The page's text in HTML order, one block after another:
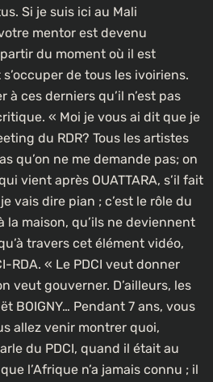
Si je suis ici au Mali
mentor est devenu
du moment où il est
de tous les ivoiriens.
ces derniers qu’il n’est pas
« Moi je vous ai dit que je
du RDR? Tous les artistes
qu’on ne me demande pas; on
vient après OUATTARA, s’il fait
vais dire pian ; c’est le rôle du
maison, qu’ils ne deviennent
travers cet élément vidéo,
RDA. « Le PDCI veut donner
veut gouverner. D’ailleurs, les
BOIGNY… Pendant 7 ans, vous
allez venir montrer quoi,
du PDCI, quand il était au
l’Afrique n’a jamais connu ; il
CULTURE
20 ans après : Retour sur
littéraire de Senghor